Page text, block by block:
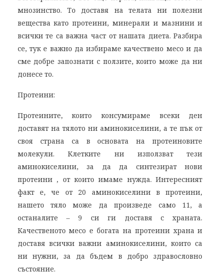
мнозинство. То доставя на телата ни полезни
вещества като протеини, минерали и мазнини и
всички те са важна част от нашата диета. Разбира
се, тук е важно да избираме качествено месо и да
сме добре запознати с ползите, които може да ни
донесе то.
Протеини:
Протеините, които консумираме всеки ден
доставят на тялото ни аминокиселини, а те пък от
своя страна са в основата на протеиновите
молекули. Клетките ни използват тези
аминокиселини, за да да синтезират нови
протеини , от които имаме нужда. Интересният
факт е, че от 20 аминокиселини в протеини,
нашето тяло може да произведе само 11, а
останалите – 9 си ги доставя с храната.
Качественото месо е богата на протеини храна и
доставя всички важни аминокиселини, които са
ни нужни, за да бъдем в добро здравословно
състояние.